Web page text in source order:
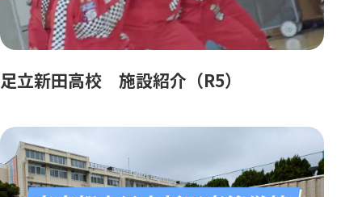
足立新田高校 施設紹介（R5）